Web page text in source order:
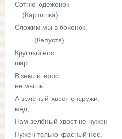
Сотню
(Картошка)
Сложим мы в бочонок.
(Капуста)
Круглый нос
шар,
В землю врос, С
не мышь.
А зелёный хвост
мёд,
Нам зелёный хвост не
Нужен только